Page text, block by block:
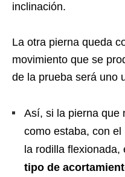
inclinación.
La otra pierna queda
movimiento que se
de la prueba será uno
Así, si la pierna que
como estaba, con
la rodilla
tipo de